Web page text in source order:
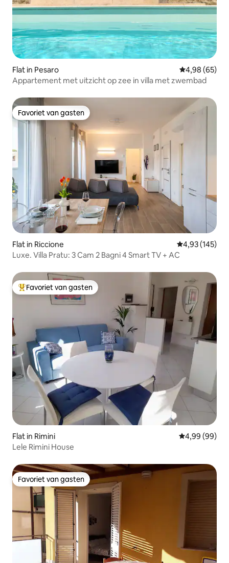
Flat in Pesaro Gemiddelde
4,98 (65)
Appartement met uitzicht op zee in villa met zwembad
Favoriet van gasten
Favoriet van gasten
Flat in Riccione Gemiddelde
4,93 (145)
Luxe. Villa Pratu: 3 Cam 2 Bagni 4 Smart TV + AC
Topfavoriet van gasten
Favoriet van gasten
Flat in Rimini Gemiddelde
4,99 (99)
Lele Rimini House
Favoriet van gasten
Favoriet van gasten